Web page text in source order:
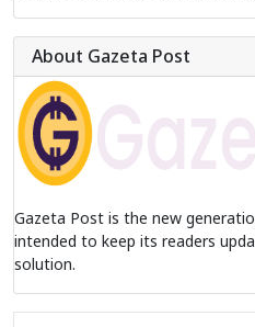
About Gazeta Post
Gazeta Post is the new
intended to keep its readers
solution.